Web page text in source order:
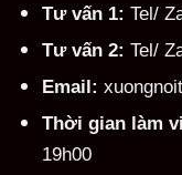
Tư vấn 1: Tel/
Tư vấn 2: Tel/
Email:
Thời gian làm
19h00